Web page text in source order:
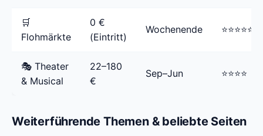
🛒
Flohmärkte
0 €
(Eintritt)
Wochenende ⭐⭐⭐⭐⭐
🎭 Theater
& Musical
22–180
€
Sep–Jun ⭐⭐⭐⭐
Weiterführende Themen & beliebte Seiten